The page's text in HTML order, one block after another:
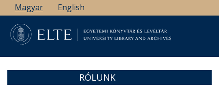
Ugrás
a
tartalomra
Magyar English
RÓLUNK